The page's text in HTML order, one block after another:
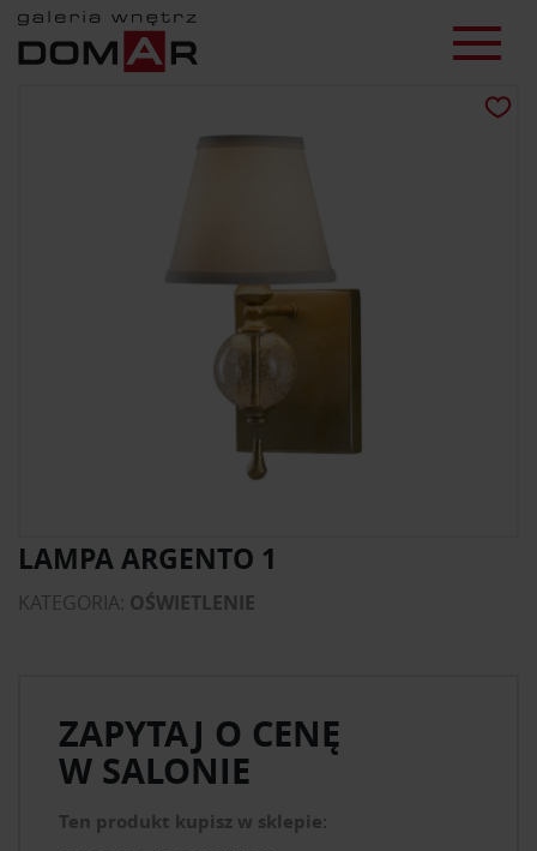
LAMPA ARGENTO 1
KATEGORIA: OŚWIETLENIE
ZAPYTAJ O CENĘ
W SALONIE
Ten produkt kupisz w sklepie: